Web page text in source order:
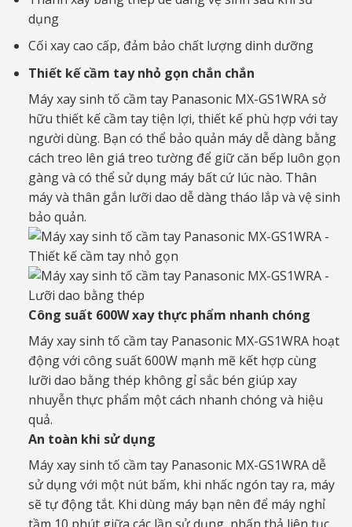
dụng
Cối xay cao cấp, đảm bảo chất lượng dinh dưỡng
Thiết kế cầm tay nhỏ gọn chắn chắn
Máy xay sinh tố cầm tay Panasonic MX-GS1WRA sở
hữu thiết kế cầm tay tiện lợi, thiết kế phù hợp với tay
người dùng. Bạn có thể bảo quản máy dễ dàng bằng
cách treo lên giá treo tường để giữ căn bếp luôn gọn
gàng và có thể sử dụng máy bất cứ lúc nào. Thân
máy và thân gắn lưỡi dao dễ dàng tháo lắp và vệ sinh
bảo quản.
Công suất 600W xay thực phẩm nhanh chóng
Máy xay sinh tố cầm tay Panasonic MX-GS1WRA hoạt
động với công suất 600W mạnh mẽ kết hợp cùng
lưỡi dao bằng thép không gỉ sắc bén giúp xay
nhuyễn thực phẩm một cách nhanh chóng và hiệu
quả.
An toàn khi sử dụng
Máy xay sinh tố cầm tay Panasonic MX-GS1WRA dễ
sử dụng với một nút bấm, khi nhấc ngón tay ra, máy
sẽ tự động tắt. Khi dùng máy bạn nên để máy nghỉ